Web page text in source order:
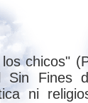
chicos"
Sin Fines
ni